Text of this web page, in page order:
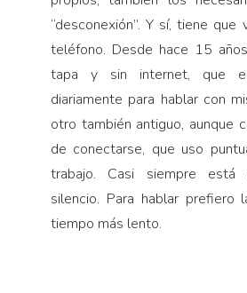
“desconexión”. Y sí, tiene
teléfono. Desde hace 15
tapa y sin internet, que
diariamente para hablar con
otro también antiguo, aunque
de conectarse, que uso
trabajo. Casi siempre
silencio. Para hablar prefiero
tiempo más lento.